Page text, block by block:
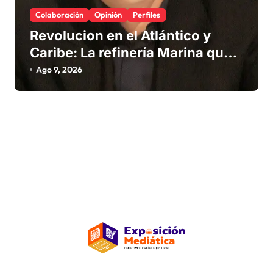
Colaboración Opinión Perfiles
Revolucion en el Atlántico y
Caribe: La refinería Marina que
promete salvar nuestras playas
Ago 9, 2026